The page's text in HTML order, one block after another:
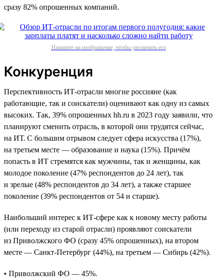
сразу 82% опрошенных компаний.
Нажмите на изображение, чтобы увеличить его
Конкуренция
Перспективность ИТ-отрасли многие россияне (как
работающие, так и соискатели) оценивают как одну из самых
высоких. Так, 39% опрошенных hh.ru в 2023 году заявили, что
планируют сменить отрасль, в которой они трудятся сейчас,
на ИТ. С большим отрывом следует сфера искусства (17%),
на третьем месте — образование и наука (15%). Причём
попасть в ИТ стремятся как мужчины, так и женщины, как
молодое поколение (47% респондентов до 24 лет), так
и зрелые (48% респондентов до 34 лет), а также старшее
поколение (39% респондентов от 54 и старше).
Наибольший интерес к ИТ-сфере как к новому месту работы
(или переходу из старой отрасли) проявляют соискатели
из Приволжского ФО (сразу 45% опрошенных), на втором
месте — Санкт-Петербург (44%), на третьем — Сибирь (42%).
• Приволжский ФО — 45%.